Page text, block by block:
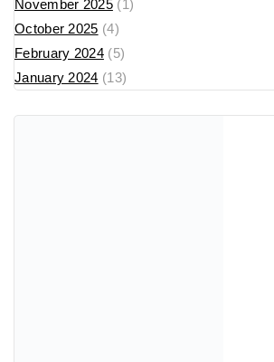
November 2025(1)
October 2025 (4)
February 2024(5)
January 2024 (13)